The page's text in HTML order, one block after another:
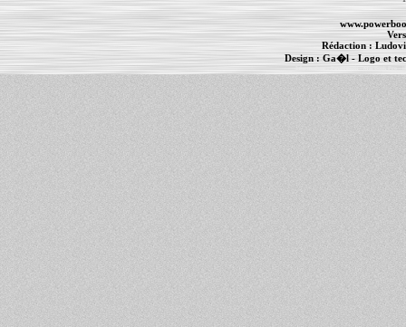
Rédaction :
Design :Ga�l - Logo et
PowerBook-MacBook Pro